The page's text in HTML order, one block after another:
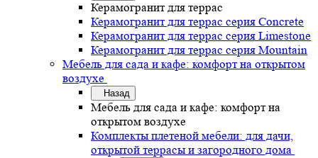
Керамогранит для террас
Керамогранит для террас серия Concrete
Керамогранит для террас серия Limestone
Керамогранит для террас серия Mountain
Мебель для сада и кафе: комфорт на открытом
воздухе
Назад
Мебель для сада и кафе: комфорт на
открытом воздухе
Комплекты плетеной мебели: для дачи,
открытой террасы и загородного дома